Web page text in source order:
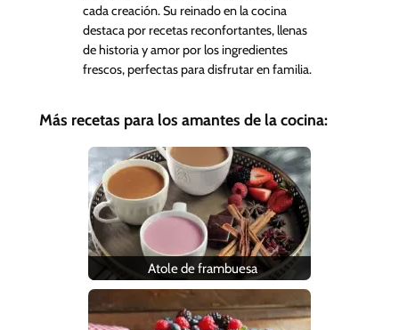
cada creación. Su reinado en la cocina
destaca por recetas reconfortantes, llenas
de historia y amor por los ingredientes
frescos, perfectas para disfrutar en familia.
Más recetas para los amantes de la cocina:
Atole de frambuesa